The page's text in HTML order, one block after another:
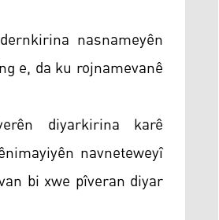
nasnameyên
e, da ku rojnamevanê
diyarkirina karê
navneteweyî
bi xwe pîveran diyar